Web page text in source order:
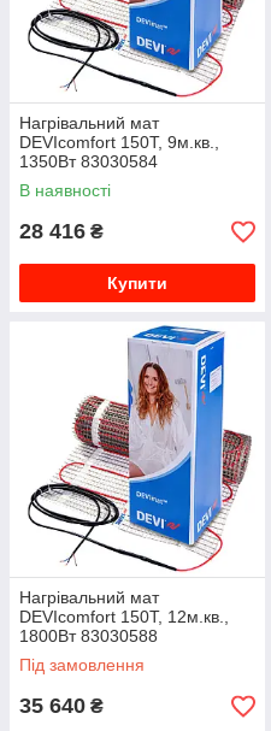
Нагрівальний мат
DEVIcomfort 150T, 9м.кв.,
1350Вт 83030584
В наявності
28 416 ₴
Купити
Нагрівальний мат
DEVIcomfort 150T, 12м.кв.,
1800Вт 83030588
Під замовлення
35 640 ₴